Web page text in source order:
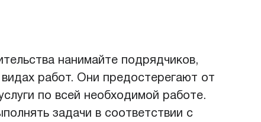
нанимайте подрядчиков,
работ. Они предостерегают от
по всей необходимой работе.
задачи в соответствии с